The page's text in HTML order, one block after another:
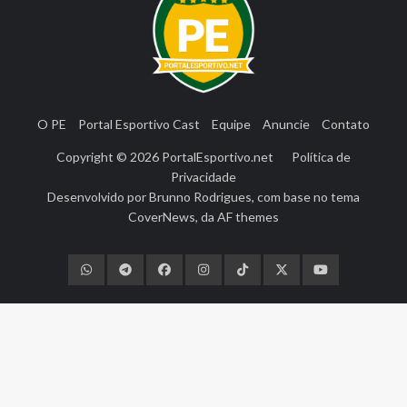
O PE Portal Esportivo Cast Equipe Anuncie Contato
Copyright © 2026 PortalEsportivo.net
Política de
Privacidade
Desenvolvido porBrunno Rodrigues, com base no tema
CoverNews, da AF themes